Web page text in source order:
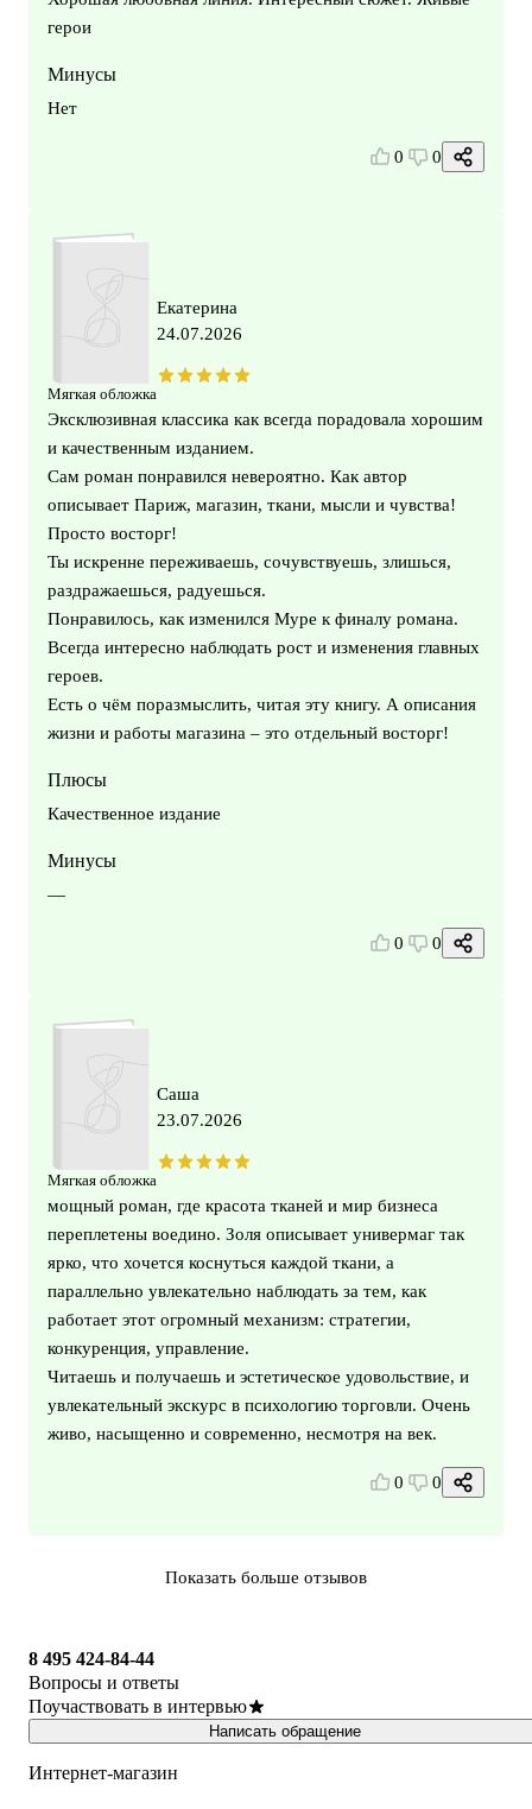
герои
Минусы
Нет
0 0
Мягкая обложка
Екатерина
24.07.2026
Эксклюзивная классика как всегда порадовала хорошим
и качественным изданием.
Сам роман понравился невероятно. Как автор
описывает Париж, магазин, ткани, мысли и чувства!
Просто восторг!
Ты искренне переживаешь, сочувствуешь, злишься,
раздражаешься, радуешься.
Понравилось, как изменился Муре к финалу романа.
Всегда интересно наблюдать рост и изменения главных
героев.
Есть о чём поразмыслить, читая эту книгу. А описания
жизни и работы магазина – это отдельный восторг!
Плюсы
Качественное издание
Минусы
—
0 0
Мягкая обложка
Саша
23.07.2026
мощный роман, где красота тканей и мир бизнеса
переплетены воедино. Золя описывает универмаг так
ярко, что хочется коснуться каждой ткани, а
параллельно увлекательно наблюдать за тем, как
работает этот огромный механизм: стратегии,
конкуренция, управление.
Читаешь и получаешь и эстетическое удовольствие, и
увлекательный экскурс в психологию торговли. Очень
живо, насыщенно и современно, несмотря на век.
0 0
Показать больше отзывов
8 495 424-84-44
Вопросы и ответы
Поучаствовать в интервью
Написать обращение
Интернет-магазин